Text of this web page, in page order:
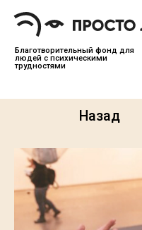
Благотворительный фонд для
трудностями